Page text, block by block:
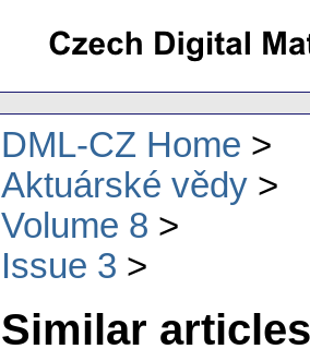
DML-CZ Home
Aktuárské vědy
Volume 8
Issue 3
Similar